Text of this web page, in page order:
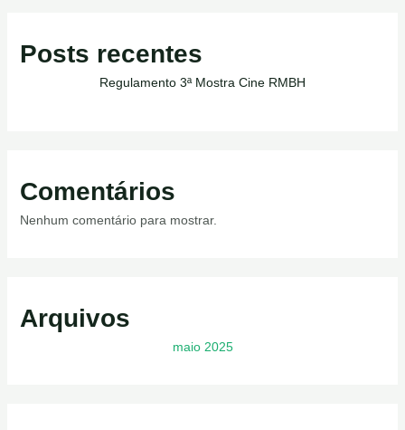
Posts recentes
Regulamento 3ª Mostra Cine RMBH
Comentários
Nenhum comentário para mostrar.
Arquivos
maio 2025